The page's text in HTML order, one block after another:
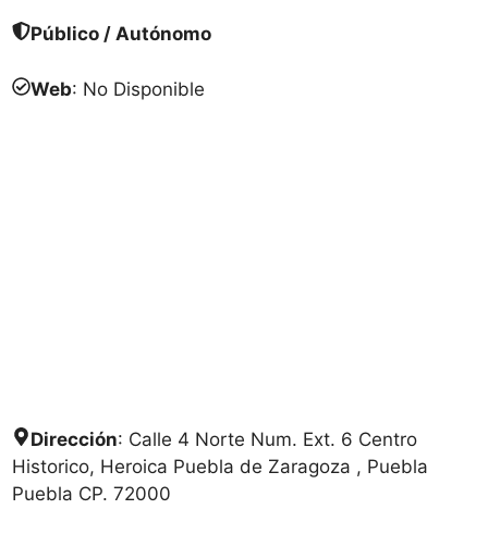
Público / Autónomo
Web: No Disponible
Dirección: Calle 4 Norte Num. Ext. 6 Centro
Historico, Heroica Puebla de Zaragoza , Puebla
Puebla CP. 72000